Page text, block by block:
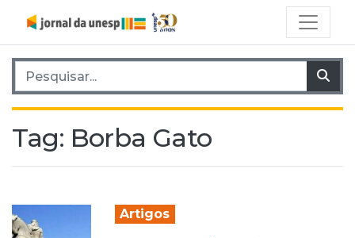
Pesquisar por:
Tag: Borba Gato
Artigos